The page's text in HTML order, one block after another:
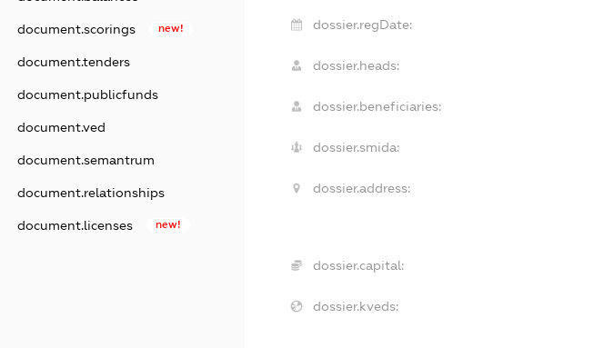
document.scorings new!
document.tenders
document.publicfunds
document.ved
document.semantrum
document.relationships
document.licenses new!
dossier.regDate:
dossier.heads:
dossier.beneficiaries:
dossier.smida:
dossier.address:
dossier.capital:
dossier.kveds: